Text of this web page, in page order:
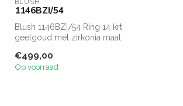
BLUSH
1146BZI/54
Blush 1146BZI/54 Ring 14 krt
geelgoud met zirkonia maat
€499,00
Op voorraad